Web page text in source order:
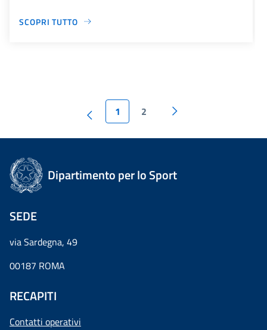
SCOPRI TUTTO
1 2
Dipartimento per lo Sport
SEDE
via Sardegna, 49
00187 ROMA
RECAPITI
Contatti operativi